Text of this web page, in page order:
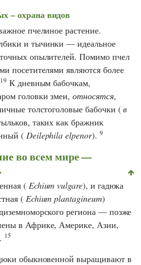
– охрана видов
пчелиное растение.
и тычинки — идеальное
опылителей. Помимо пчел
посетителями являются более
19 К дневным бабочкам,
головки змеи,относятся,
толстоголовые бабочки (в
таких как бражник
( Deilephila elpenor). 9
во всем мире —
( Echium vulgare), и гадюка
( Echium plantagineum)
региона — позже
в Африке, Америке, Азии,
15
обыкновенной выращивают в